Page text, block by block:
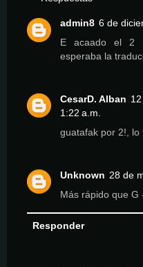
admin8 6 de
E acaado el 2
esperaba la
CesarD. Alban
1:22 a.m.
guatafak por 2!, lo
Unknown 28 de
Más rápido que G
Responder